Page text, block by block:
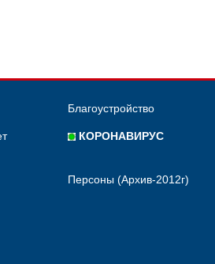
Благоустройство
КОРОНАВИРУС
Персоны (Архив-2012г)